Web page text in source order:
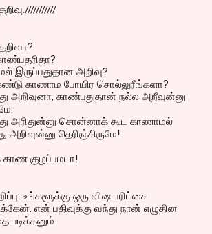
இருப்பதுதான அறிவு?
காணாம போயிர சொல்லுரீங்களா?
அறிவுனா, காண்பதுதான் நல்ல அறீவுன்னு
அரிதுன்னு சொன்னாக் கூட காணாமல்
அறிவுன்னு தெரிஞ்சிருமே!
குழப்பமடா!
உங்களூக்கு ஒரு விஷ பரிட்சை
என் பதிவுக்கு வந்து நான் எழுதின
படிக்கனும்